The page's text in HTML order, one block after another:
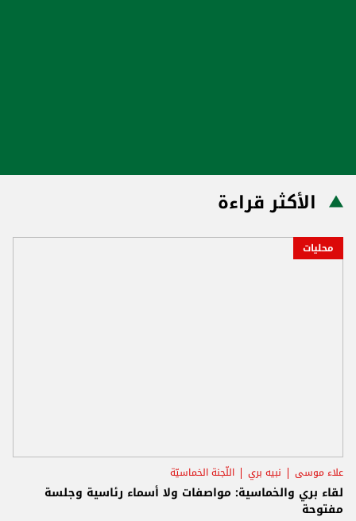
الأكثر قراءة
محليات
علاء موسى نبيه بري اللّجنة الخماسيّة
لقاء بري والخماسية: مواصفات ولا أسماء رئاسية وجلسة
مفتوحة